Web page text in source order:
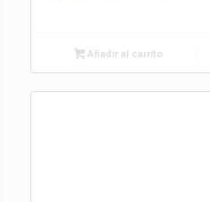
Añadir al carrito